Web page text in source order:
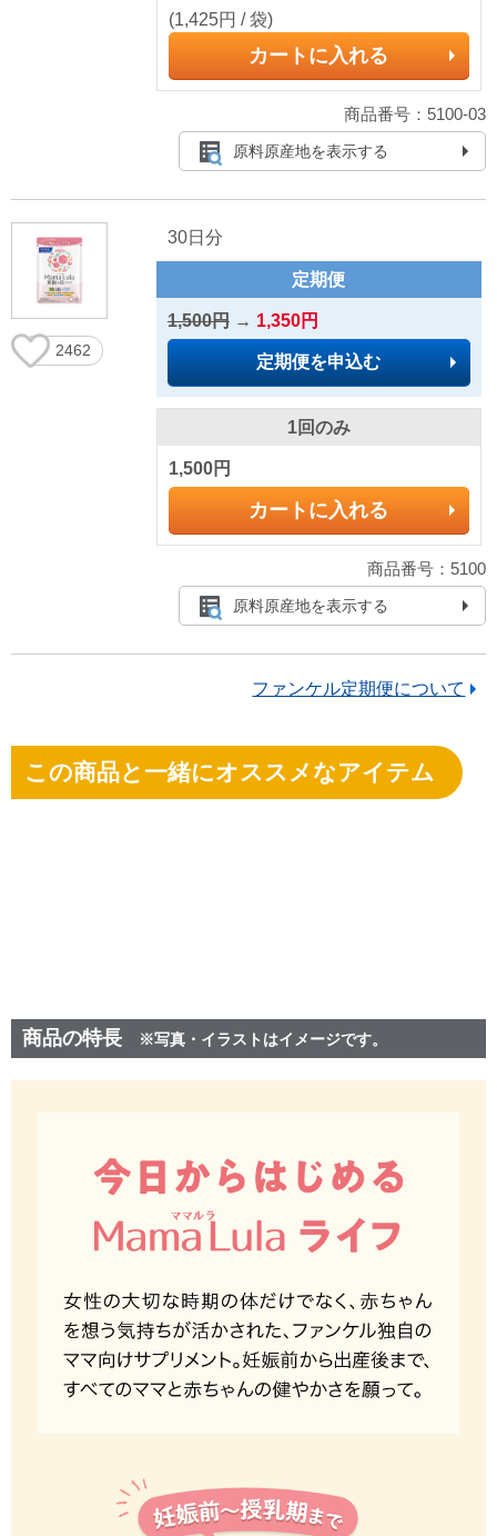
(1,425円 / 袋)
カートに入れる
商品番号：5100-03
原料原産地を表示する
2462
30日分
定期便
1,500円→ 1,350円
定期便を申込む
1回のみ
1,500円
カートに入れる
商品番号：5100
原料原産地を表示する
ファンケル定期便について
この商品と一緒にオススメなアイテム
商品の特長 ※写真・イラストはイメージです。